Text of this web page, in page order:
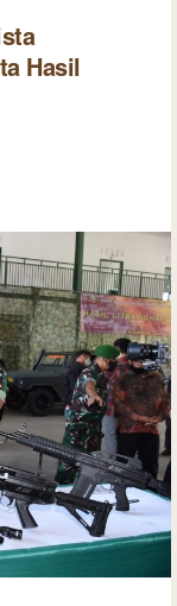
Hasil